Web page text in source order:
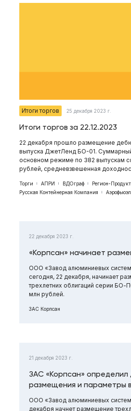
Итоги торгов 25 декабря 2023 г.
Итоги торгов за 22.12.2023
22 декабря прошло размещение
выпуска ДжетЛенд БО-01.
основном режиме по 382 выпускам
рублей, средневзвешенная
Торги АПРИ ВДОграф
Регион-Продукт
Русская Контейнерная Компания
22 декабря 2023 г.
«Корпсан» начинает
ООО «Завод алюминиевых
сегодня, 22 декабря, начинает
трехлетних облигаций серии БО-
млн рублей.
ЗАС Корпсан
21 декабря 2023 г.
ЗАС «Корпсан» определил
размещения и параметры
ООО «Завод алюминиевых
декабря начнет размещение